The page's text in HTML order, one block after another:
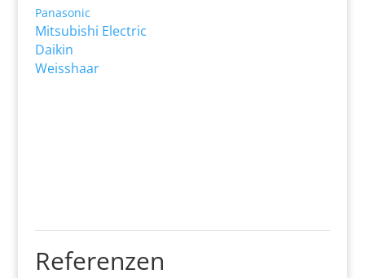
Panasonic
Mitsubishi Electric
Daikin
Weisshaar
Referenzen